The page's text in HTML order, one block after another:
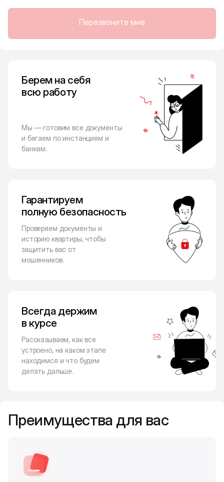
Перезвоните мне
Берем на себя
всю работу
Мы — готовим все документы
и бегаем по инстанциям и
банкам.
Гарантируем
полную безопасность
Проверяем документы и
историю квартиры, чтобы
защитить вас от
мошенников.
Всегда держим
в курсе
Рассказываем, как все
устроено, на каком этапе
находимся и что будем
делать дальше.
Преимущества для вас